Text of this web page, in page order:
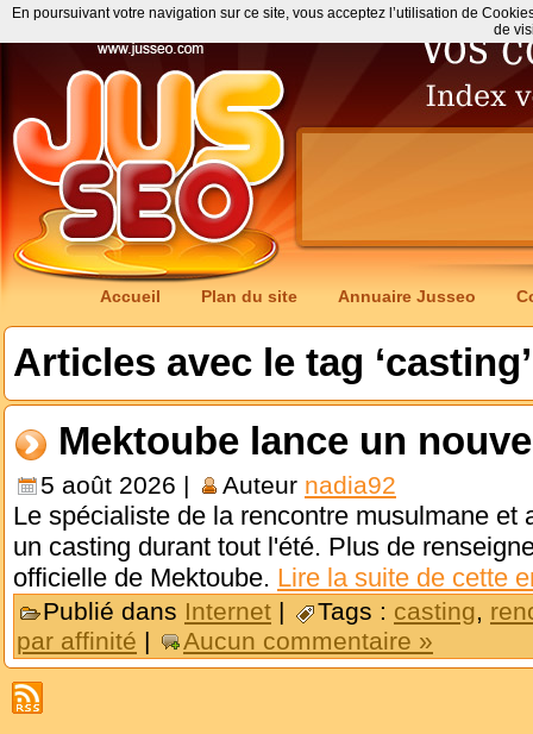
Accueil Plan du site Annuaire Jusseo
Articles avec le tag ‘casting’
Mektoube lance un
5 août 2026 | Auteur nadia92
Le spécialiste de la rencontre musulmane et
un casting durant tout l'été. Plus de
officielle de Mektoube. Lire la suite de cette
Publié dans Internet | Tags : casting,
par affinité | Aucun commentaire »
En poursuivant votre navigation sur ce site, vous acceptez l’utilisation de
de